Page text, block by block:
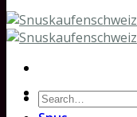
Search